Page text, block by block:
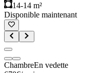
14-14 m²
Disponible maintenant
ChambreEn vedette